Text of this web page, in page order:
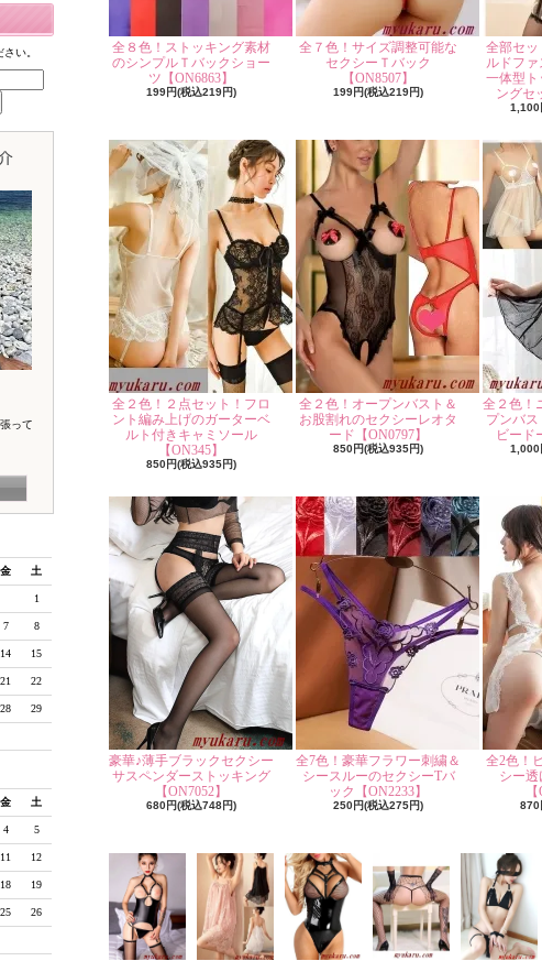
い。
って
金 土
1
7 8
14 15
21 22
28 29
金 土
4 5
11 12
18 19
25 26
全８色！ストッキング素材
のシンプルＴバックショー
ツ【ON6863】
199円(税込219円)
全７色！サイズ調整可能な
セクシーＴバック
【ON8507】
199円(税込219円)
全部セッ
ルドフ
一体型ト
ングセ
1,100
全２色！２点セット！フロ
ント編み上げのガーターベ
ルト付きキャミソール
【ON345】
850円(税込935円)
全２色！オープンバスト＆
お股割れのセクシーレオタ
ード【ON0797】
850円(税込935円)
全２色！
プンバ
ビード
1,000
豪華♪薄手ブラックセクシー
サスペンダーストッキング
【ON7052】
680円(税込748円)
全7色！豪華フラワー刺繍＆
シースルーのセクシーTバ
ック【ON2233】
250円(税込275円)
全2色！
シー
870